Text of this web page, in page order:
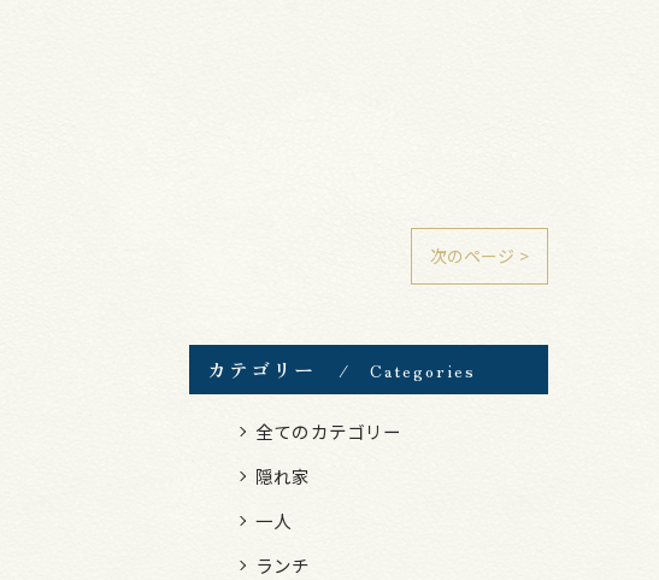
次のページ >
カテゴリー Categories
全てのカテゴリー
隠れ家
一人
ランチ